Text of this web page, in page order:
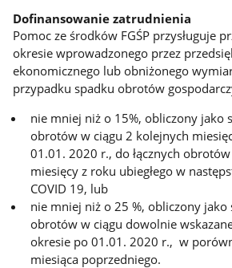
Dofinansowanie zatrudnienia
Pomoc ze środków FGŚP przysługuje
okresie wprowadzonego przez
ekonomicznego lub obniżonego
przypadku spadku obrotów
nie mniej niż o 15%, obliczony jako
obrotów w ciągu 2 kolejnych
01.01. 2020 r., do łącznych
miesięcy z roku ubiegłego w
COVID 19, lub
nie mniej niż o 25 %, obliczony jako
obrotów w ciągu dowolnie
okresie po 01.01. 2020 r., w
miesiąca poprzedniego.